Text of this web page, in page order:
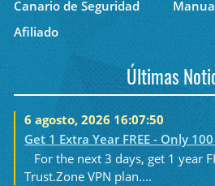
Canario de Seguridad
Afiliado
Últimas
6 agosto, 2026 16:07:50
Get 1 Extra Year FREE - Only
For the next 3 days, get 1 year
Trust.Zone VPN plan....